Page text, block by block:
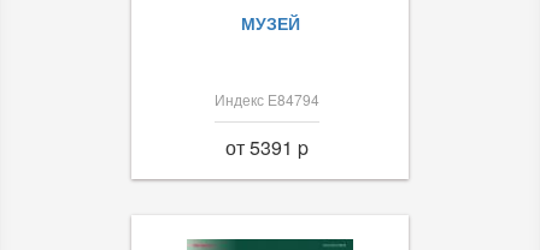
МУЗЕЙ
Индекс Е84794
от 5391 p